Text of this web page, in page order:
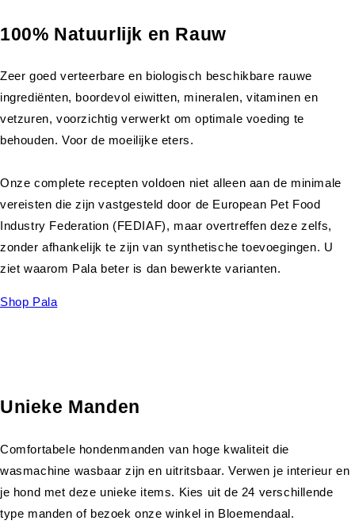
100% Natuurlijk en Rauw
Zeer goed verteerbare en biologisch beschikbare rauwe
ingrediënten, boordevol eiwitten, mineralen, vitaminen en
vetzuren, voorzichtig verwerkt om optimale voeding te
behouden. Voor de moeilijke eters.
Onze complete recepten voldoen niet alleen aan de minimale
vereisten die zijn vastgesteld door de European Pet Food
Industry Federation (FEDIAF), maar overtreffen deze zelfs,
zonder afhankelijk te zijn van synthetische toevoegingen. U
ziet waarom Pala beter is dan bewerkte varianten.
Shop Pala
Unieke Manden
Comfortabele hondenmanden van hoge kwaliteit die
wasmachine wasbaar zijn en uitritsbaar. Verwen je interieur en
je hond met deze unieke items. Kies uit de 24 verschillende
type manden of bezoek onze winkel in Bloemendaal.